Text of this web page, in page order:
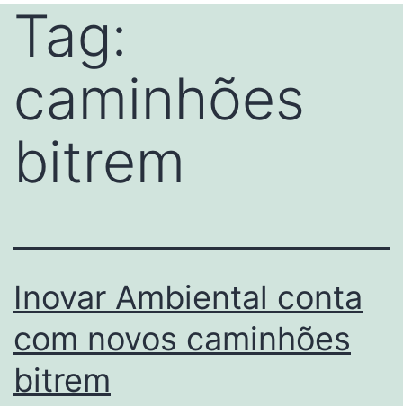
Tag:
caminhões
bitrem
Inovar Ambiental conta
com novos caminhões
bitrem